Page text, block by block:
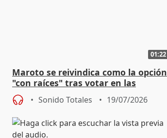
01:22
Maroto se reivindica como la opción
"con raíces" tras votar en las
primarias del PSOE
Sonido Totales 19/07/2026